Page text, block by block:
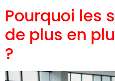
Pourquoi les
de plus en
?